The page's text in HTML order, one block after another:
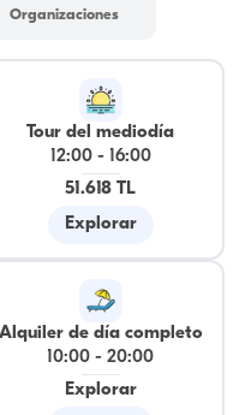
Organizaciones
Tour del mediodía
12:00-
16:00
51.618 TL
Explorar
Alquiler de día completo
10:00 -20:00
Explorar